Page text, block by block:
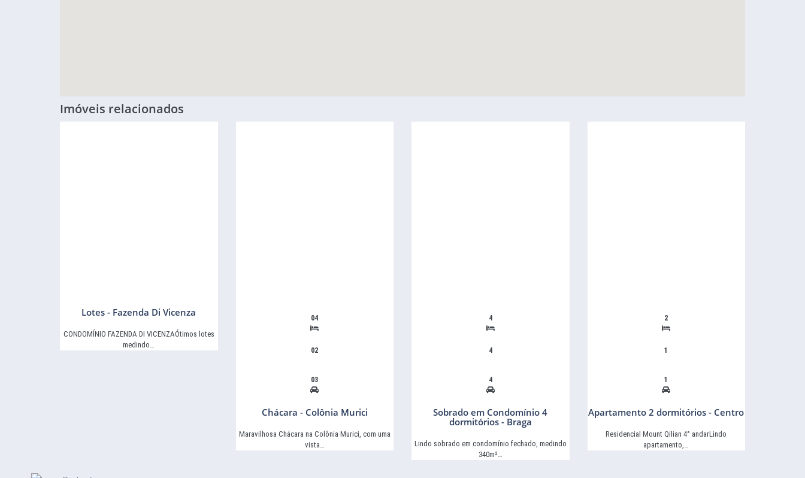
Imóveis relacionados
Lotes - Fazenda Di Vicenza
CONDOMÍNIO FAZENDA DI VICENZAÓtimos lotes
medindo…
04
02
03
Chácara - Colônia Murici
Maravilhosa Chácara na Colônia Murici, com uma
vista…
4
4
4
Sobrado em Condomínio 4
dormitórios - Braga
Lindo sobrado em condomínio fechado, medindo
340m²…
2
1
1
Apartamento 2 dormitórios - Centro
Residencial Mount Qilian 4° andarLindo
apartamento,…